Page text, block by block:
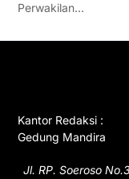
Perwakilan…
Kantor Redaksi :
Gedung Mandira
Jl. RP. Soeroso